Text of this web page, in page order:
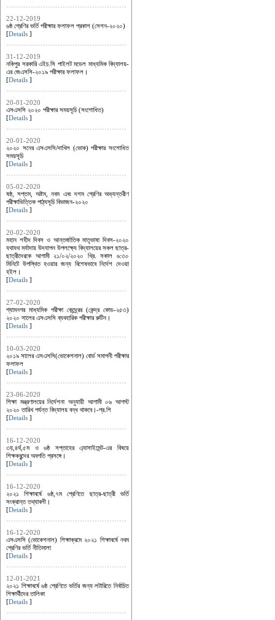
22-12-2019
৬ষ্ঠ শ্রেণির ভর্তি পরীক্ষার ফলাফল প্রকাশ (সেশন-২০২০)
[Details ]
31-12-2019
নকিপুর সরকারি এইচ.সি পাইলট মডেল মাধ্যমিক বিদ্যালয়-
এর জেএসসি-২০১৯ পরীক্ষার ফলাফল।
[Details ]
20-01-2020
এসএসসি ২০২০ পরীক্ষার সময়সূচি (সংশোধিত)
[Details ]
20-01-2020
২০২০ সনের এসএসসি/দাখিল (ভোক) পরীক্ষার সংশোধিত
সময়সূচি
[Details ]
05-02-2020
ষষ্ঠ, সপ্তম, অষ্টম, নবম এবং দশম শ্রেণির অভ্যন্তরীণ
পরীক্ষাভিত্তিক পাঠ্যসূচি বিভাজন-২০২০
[Details ]
20-02-2020
মহান শহীদ দিবস ও আন্তর্জাতিক মাতৃভাষা দিবস-২০২০
যথাযথ মর্যাদায় উদযাপন উপলক্ষ্যে বিদ্যালয়ের সকল ছাত্র-
ছাত্রীদেরকে আগামী ২১/০২/২০২০ খ্রি. সকাল ৬:৩০
মিনিটে উপস্থিত হওয়ার জন্য বিশেষভাবে নির্দেশ দেওয়া
হইল।
[Details ]
27-02-2020
শ্যামনগর মাধ্যমিক পরীক্ষা কেন্দ্র্রের (কেন্দ্র কোড-২৫৩)
২০২০ সালের এসএসসি ব্যবহারিক পরীক্ষার রুটিন।
[Details ]
10-03-2020
২০১৯ সালের এসএসসি(ভোকেশনাল) বোর্ড সমাপনী পরীক্ষার
ফলাফল
[Details ]
23-06-2020
শিক্ষা মন্ত্রণালয়ের নির্দেশনা অনুযায়ী আগামী ০৬ আগস্ট
২০২০ তারিখ পর্যন্ত বিদ্যালয় বন্ধ থাকবে।-প্র.শি
[Details ]
16-12-2020
৩য়,৪র্থ,৫ম ও ৬ষ্ঠ সপ্তাহের এ্যাসাইমেন্ট-এর বিষয়ে
শিক্ষকবৃন্দের অবগতি প্রসঙ্গে।
[Details ]
16-12-2020
২০২১ শিক্ষাবর্ষে ৬ষ্ঠ,৭ম শ্রেণিতে ছাত্র-ছাত্রী ভর্তি
সংক্রান্ত তথ্যাবলী।
[Details ]
16-12-2020
এসএসসি (ভোকেশনাল) শিক্ষাক্রমে ২০২১ শিক্ষাবর্ষে নবম
শ্রেণির ভর্তি নীতিমালা
[Details ]
12-01-2021
২০২১ শিক্ষাবর্ষে ৬ষ্ঠ শ্রেণিতে ভর্তির জন্য লটারিতে নির্বাচিত
শিক্ষার্থীদের তালিকা
[Details ]